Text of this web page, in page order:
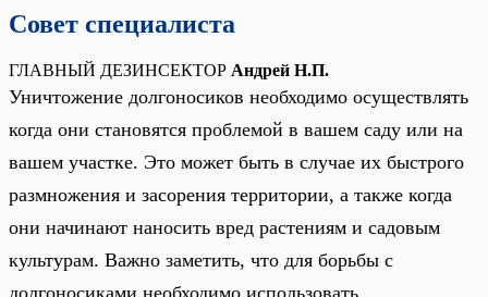
Совет специалиста
ГЛАВНЫЙ ДЕЗИНСЕКТОР Андрей Н.П.
Уничтожение долгоносиков необходимо осуществлять
когда они становятся проблемой в вашем саду или на
вашем участке. Это может быть в случае их быстрого
размножения и засорения территории, а также когда
они начинают наносить вред растениям и садовым
культурам. Важно заметить, что для борьбы с
долгоносиками необходимо использовать